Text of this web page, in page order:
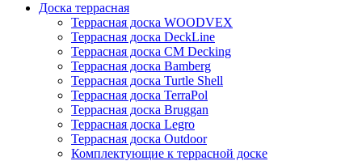
Доска террасная
Террасная доска WOODVEX
Террасная доска DeckLine
Террасная доска CM Decking
Террасная доска Bamberg
Террасная доска Turtle Shell
Террасная доска TerraPol
Террасная доска Bruggan
Террасная доска Legro
Террасная доска Outdoor
Комплектующие к террасной доске